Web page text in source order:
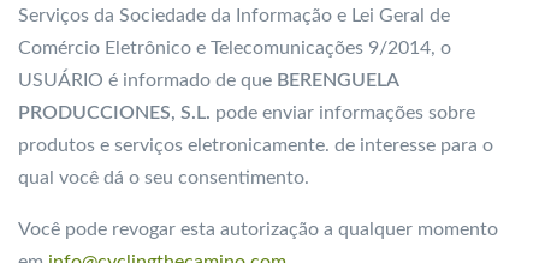
Serviços da Sociedade da Informação e Lei Geral de
Comércio Eletrônico e Telecomunicações 9/2014, o
USUÁRIO é informado de que BERENGUELA
PRODUCCIONES, S.L. pode enviar informações sobre
produtos e serviços eletronicamente. de interesse para o
qual você dá o seu consentimento.
Você pode revogar esta autorização a qualquer momento